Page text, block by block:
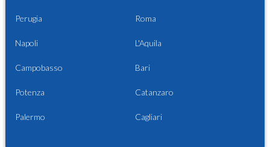
Perugia Roma
Napoli L'Aquila
Campobasso Bari
Potenza Catanzaro
Palermo Cagliari